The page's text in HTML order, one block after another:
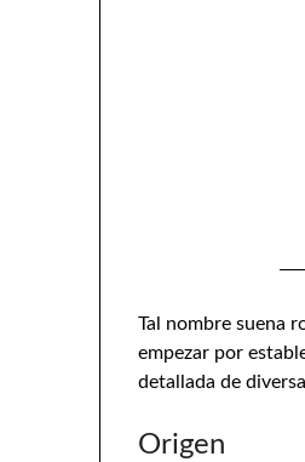
Tal nombre suena
empezar por
detallada de
Origen